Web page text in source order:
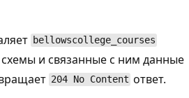
bellowscollege_courses
и связанные с ним данные
204 No Content ответ.